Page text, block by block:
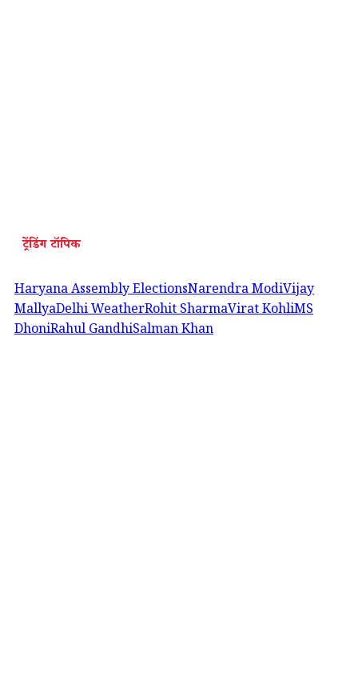
ट्रेंडिंग टॉपिक
Haryana Assembly ElectionsNarendra ModiVijay
MallyaDelhi WeatherRohit SharmaVirat KohliMS
DhoniRahul GandhiSalman Khan